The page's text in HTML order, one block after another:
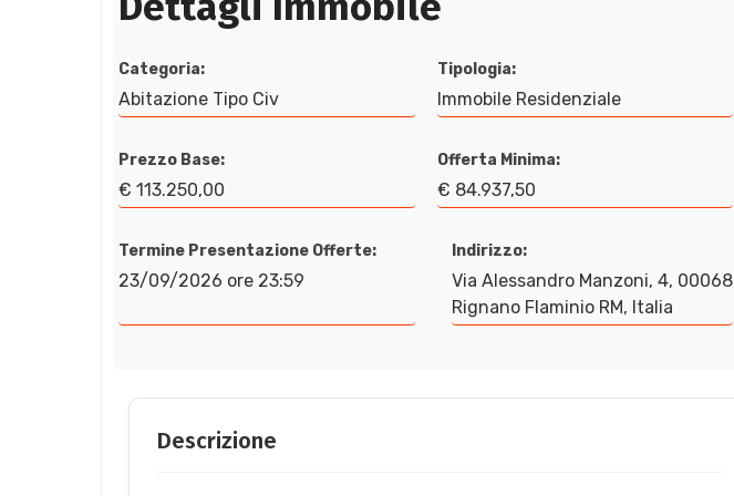
Categoria:
Abitazione Tipo Civ
Tipologia:
Immobile Residenziale
Prezzo Base:
€ 113.250,00
Offerta Minima:
€ 84.937,50
Termine Presentazione Offerte:
23/09/2026 ore 23:59
Indirizzo:
Via Alessandro Manzoni, 4, 00068
Rignano Flaminio RM, Italia
Descrizione